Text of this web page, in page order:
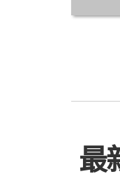
标签:18
众神
萃，